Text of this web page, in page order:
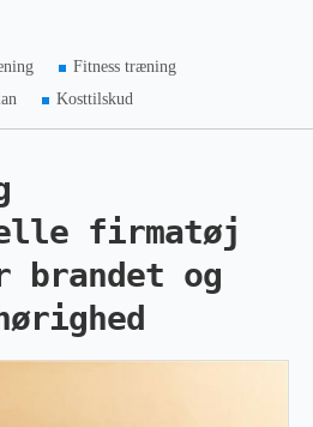
Fitness træning
Kosttilskud
firmatøj
brandet og